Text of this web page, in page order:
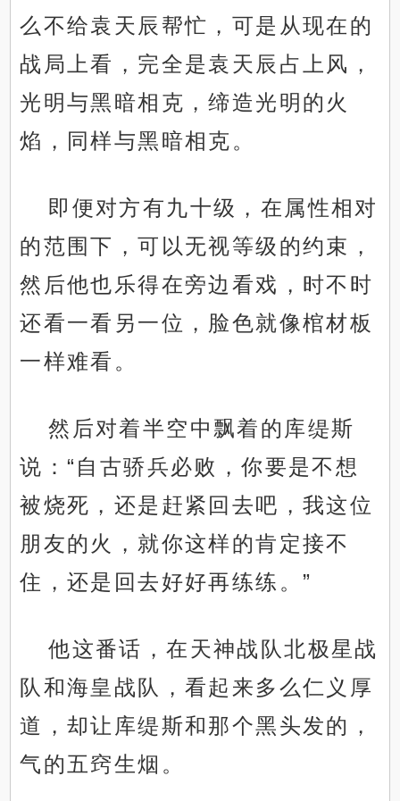
么不给袁天辰帮忙，可是从现在的
战局上看，完全是袁天辰占上风，
光明与黑暗相克，缔造光明的火
焰，同样与黑暗相克。
即便对方有九十级，在属性相对
的范围下，可以无视等级的约束，
然后他也乐得在旁边看戏，时不时
还看一看另一位，脸色就像棺材板
一样难看。
然后对着半空中飘着的库缇斯
说：“自古骄兵必败，你要是不想
被烧死，还是赶紧回去吧，我这位
朋友的火，就你这样的肯定接不
住，还是回去好好再练练。”
他这番话，在天神战队北极星战
队和海皇战队，看起来多么仁义厚
道，却让库缇斯和那个黑头发的，
气的五窍生烟。